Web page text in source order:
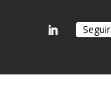
Seguir